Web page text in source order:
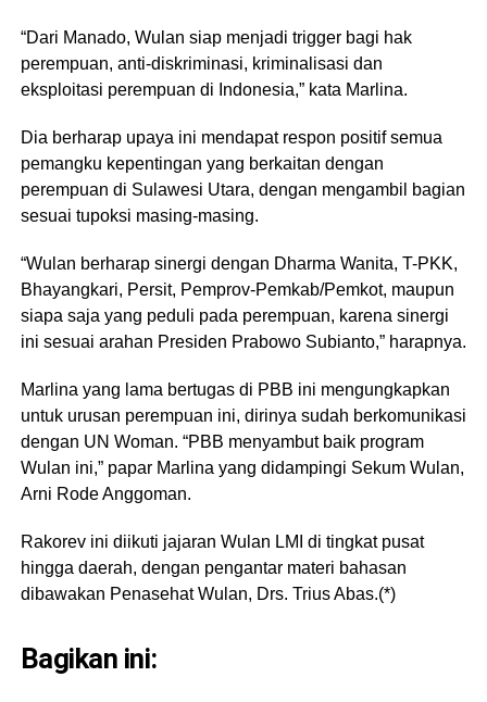
“Dari Manado, Wulan siap menjadi trigger bagi hak
perempuan, anti-diskriminasi, kriminalisasi dan
eksploitasi perempuan di Indonesia,” kata Marlina.
Dia berharap upaya ini mendapat respon positif semua
pemangku kepentingan yang berkaitan dengan
perempuan di Sulawesi Utara, dengan mengambil bagian
sesuai tupoksi masing-masing.
“Wulan berharap sinergi dengan Dharma Wanita, T-PKK,
Bhayangkari, Persit, Pemprov-Pemkab/Pemkot, maupun
siapa saja yang peduli pada perempuan, karena sinergi
ini sesuai arahan Presiden Prabowo Subianto,” harapnya.
Marlina yang lama bertugas di PBB ini mengungkapkan
untuk urusan perempuan ini, dirinya sudah berkomunikasi
dengan UN Woman. “PBB menyambut baik program
Wulan ini,” papar Marlina yang didampingi Sekum Wulan,
Arni Rode Anggoman.
Rakorev ini diikuti jajaran Wulan LMI di tingkat pusat
hingga daerah, dengan pengantar materi bahasan
dibawakan Penasehat Wulan, Drs. Trius Abas.(*)
Bagikan ini: